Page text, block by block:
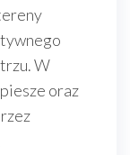
W
oraz